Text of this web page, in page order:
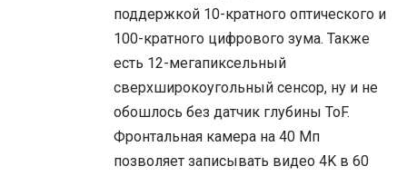
поддержкой 10-кратного оптического и
100-кратного цифрового зума. Также
есть 12-мегапиксельный
сверхширокоугольный сенсор, ну и не
обошлось без датчик глубины ToF.
Фронтальная камера на 40 Мп
позволяет записывать видео 4K в 60